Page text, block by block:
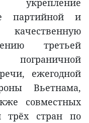
партийной и
третьей
пограничной
ежегодной
Вьетнама,
совместных
трёх стран по